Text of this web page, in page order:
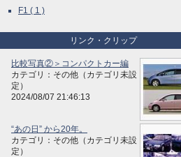
F1 ( 1 )
リンク・クリップ
比較写真②＞コンパクトカー編
カテゴリ：その他（カテゴリ未設
定）
2024/08/07 21:46:13
“あの日” から20年。
カテゴリ：その他（カテゴリ未設
定）